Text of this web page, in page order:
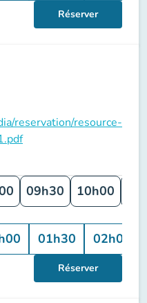
Réserver
reservation/resource-
09h30 10h00
01h30 02h00
Réserver